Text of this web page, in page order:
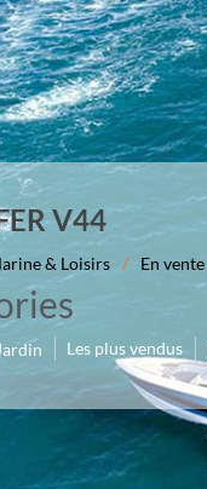
V44
& Loisirs / En vente
Les plus vendus